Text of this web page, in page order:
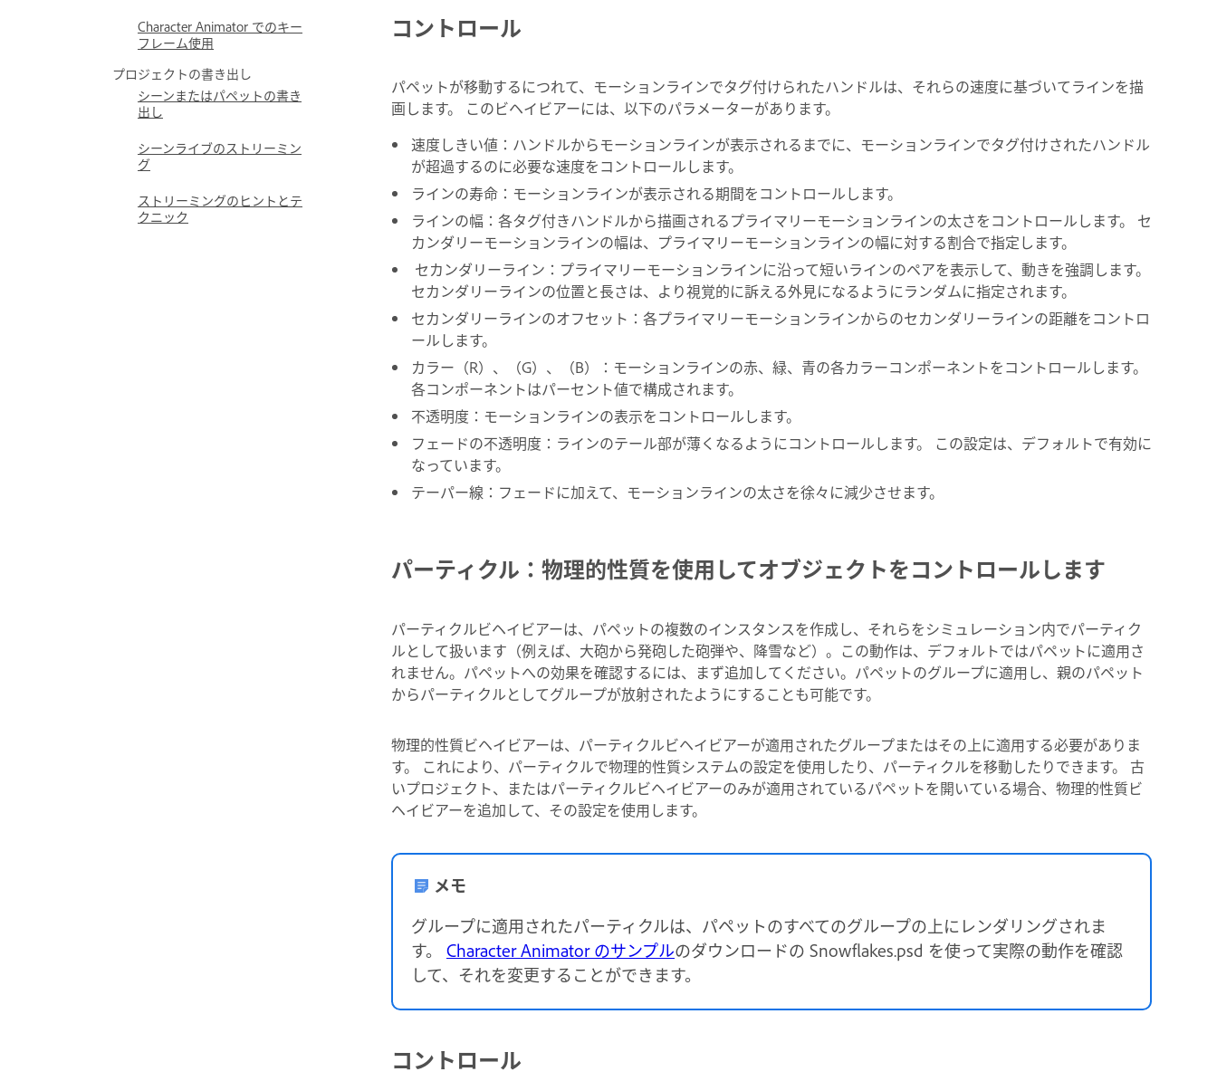
Character Animator でのキー
フレーム使用
プロジェクトの書き出し
シーンまたはパペットの書き
出し
シーンライブのストリーミン
グ
ストリーミングのヒントとテ
クニック
コントロール
パペットが移動するにつれて、モーションラインでタグ付けられたハンドルは、それらの速度に基づいてラインを描
画します。 このビヘイビアーには、以下のパラメーターがあります。
速度しきい値：ハンドルからモーションラインが表示されるまでに、モーションラインでタグ付けされたハンドル
が超過するのに必要な速度をコントロールします。
ラインの寿命：モーションラインが表示される期間をコントロールします。
ラインの幅：各タグ付きハンドルから描画されるプライマリーモーションラインの太さをコントロールします。 セ
カンダリーモーションラインの幅は、プライマリーモーションラインの幅に対する割合で指定します。
セカンダリーライン：プライマリーモーションラインに沿って短いラインのペアを表示して、動きを強調します。
セカンダリーラインの位置と長さは、より視覚的に訴える外見になるようにランダムに指定されます。
セカンダリーラインのオフセット：各プライマリーモーションラインからのセカンダリーラインの距離をコントロ
ールします。
カラー（R）、（G）、（B）：モーションラインの赤、緑、青の各カラーコンポーネントをコントロールします。
各コンポーネントはパーセント値で構成されます。
不透明度：モーションラインの表示をコントロールします。
フェードの不透明度：ラインのテール部が薄くなるようにコントロールします。 この設定は、デフォルトで有効に
なっています。
テーパー線：フェードに加えて、モーションラインの太さを徐々に減少させます。
パーティクル：物理的性質を使用してオブジェクトをコントロールします
パーティクルビヘイビアーは、パペットの複数のインスタンスを作成し、それらをシミュレーション内でパーティク
ルとして扱います（例えば、大砲から発砲した砲弾や、降雪など）。この動作は、デフォルトではパペットに適用さ
れません。パペットへの効果を確認するには、まず追加してください。パペットのグループに適用し、親のパペット
からパーティクルとしてグループが放射されたようにすることも可能です。
物理的性質ビヘイビアーは、パーティクルビヘイビアーが適用されたグループまたはその上に適用する必要がありま
す。 これにより、パーティクルで物理的性質システムの設定を使用したり、パーティクルを移動したりできます。 古
いプロジェクト、またはパーティクルビヘイビアーのみが適用されているパペットを開いている場合、物理的性質ビ
ヘイビアーを追加して、その設定を使用します。
メモ
グループに適用されたパーティクルは、パペットのすべてのグループの上にレンダリングされま
す。 Character Animator のサンプルのダウンロードの Snowflakes.psd を使って実際の動作を確認
して、それを変更することができます。
コントロール